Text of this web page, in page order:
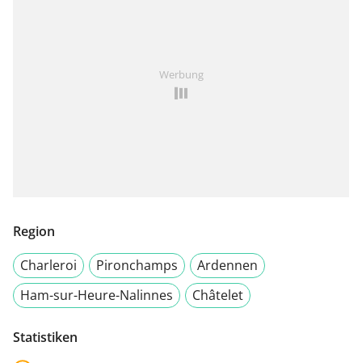
Werbung
Region
Charleroi
Pironchamps
Ardennen
Ham-sur-Heure-Nalinnes
Châtelet
Statistiken